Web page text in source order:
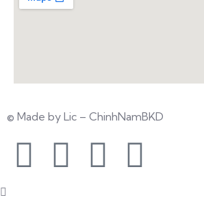
© Made by Lic – ChinhNamBKD